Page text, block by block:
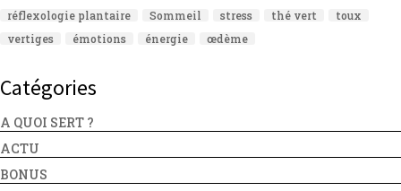
réflexologie plantaire
Sommeil stress thé vert
toux
vertiges
émotions énergie œdème
Catégories
A QUOI SERT ?
ACTU
BONUS